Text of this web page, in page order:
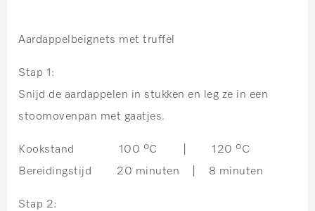
Aardappelbeignets met truffel
Stap 1:
Snijd de aardappelen in stukken en leg ze in een
stoomovenpan met gaatjes.
Kookstand 100 ºC | 120 ºC
Bereidingstijd 20 minuten | 8 minuten
Stap 2: